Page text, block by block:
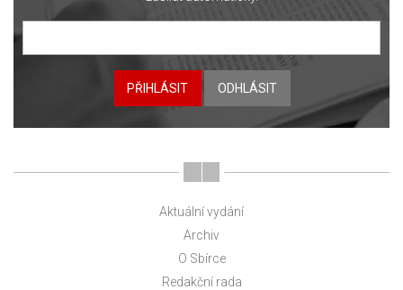
PŘIHLÁSIT ODHLÁSIT
Aktuální vydání
Archiv
O Sbírce
Redakční rada